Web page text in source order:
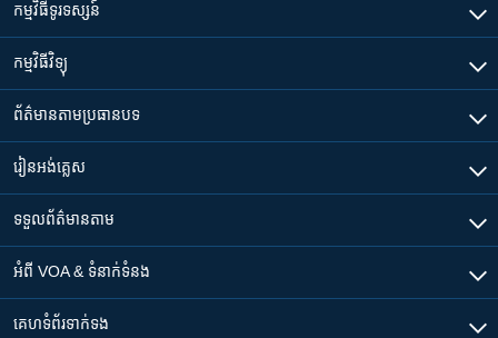
កម្មវិធី​ទូរទស្សន៍
កម្មវិធី​វិទ្យុ
ព័ត៌មាន​តាមប្រធានបទ​
រៀន​​អង់គ្លេស
ទទួល​ព័ត៌មាន​តាម
អំពី​ VOA & ទំនាក់ទំនង
គេហទំព័រ​​ទាក់ទង